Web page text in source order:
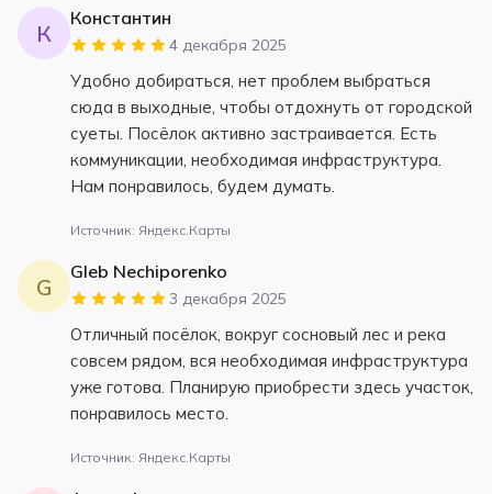
К
Константин
4 декабря 2025
Удобно добираться, нет проблем выбраться
сюда в выходные, чтобы отдохнуть от городской
суеты. Посёлок активно застраивается. Есть
коммуникации, необходимая инфраструктура.
Нам понравилось, будем думать.
Источник: Яндекс.Карты
G
Gleb Nechiporenko
3 декабря 2025
Отличный посёлок, вокруг сосновый лес и река
совсем рядом, вся необходимая инфраструктура
уже готова. Планирую приобрести здесь участок,
понравилось место.
Источник: Яндекс.Карты